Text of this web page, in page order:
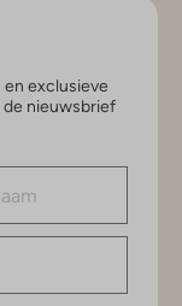
exclusieve
de nieuwsbrief